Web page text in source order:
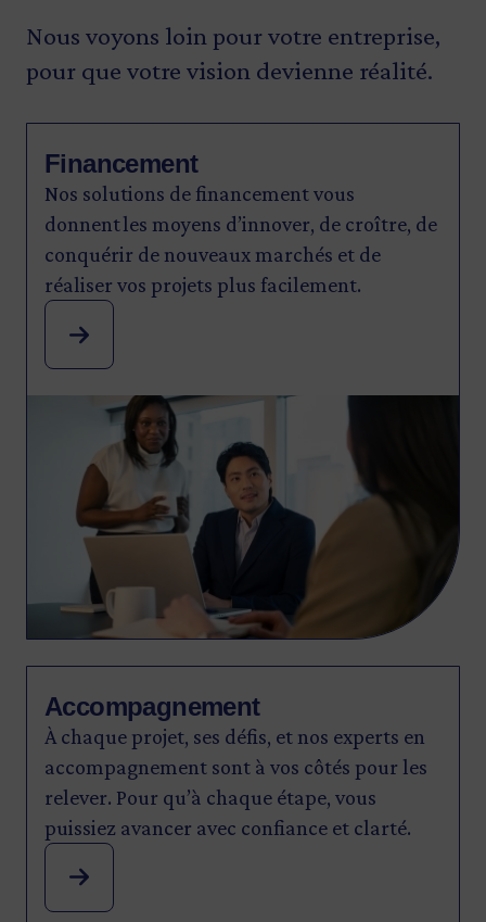
Nous voyons loin pour votre entreprise,
pour que votre vision devienne réalité.
Financement
Nos solutions de financement vous
donnent les moyens d’innover, de croître, de
conquérir de nouveaux marchés et de
réaliser vos projets plus facilement.
Accompagnement
À chaque projet, ses défis, et nos experts en
accompagnement sont à vos côtés pour les
relever. Pour qu’à chaque étape, vous
puissiez avancer avec confiance et clarté.